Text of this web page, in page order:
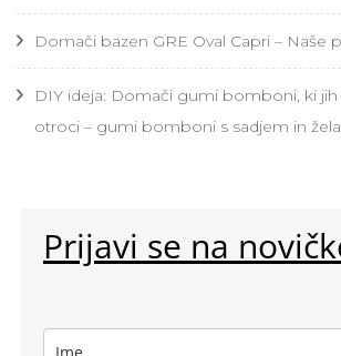
Domači bazen GRE Oval Capri – Naše
DIY ideja: Domači gumi bomboni, ki
otroci – gumi bomboni s sadjem in
Prijavi se na